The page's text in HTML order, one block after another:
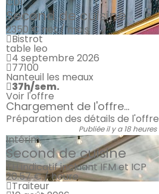
Second de cuisine
2350 €net / mois
Bistrot
table leo
4 septembre 2026
77100
Nanteuil les meaux
37h/sem.
Voir l'offre
Chargement de l'offre...
Préparation des détails de l'offre
Publiée il y a 18 heures
Intérim
Second de cuisine
TH indicatif incluant IFM et ICP
20.57 € / heure
Traiteur